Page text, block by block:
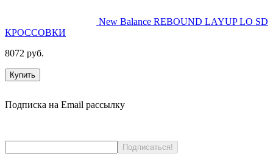
New Balance REBOUND LAYUP LO SD
КРОССОВКИ
8072 руб.
Купить
Подписка на Email рассылку